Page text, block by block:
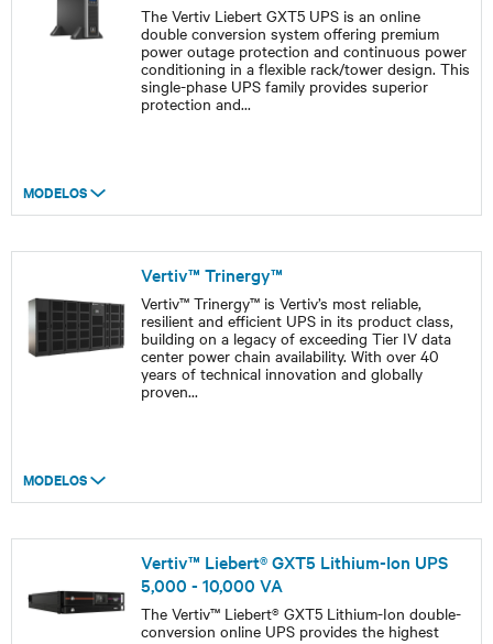
The Vertiv Liebert GXT5 UPS is an online
double conversion system offering premium
power outage protection and continuous power
conditioning in a flexible rack/tower design. This
single-phase UPS family provides superior
protection and...
MODELOS
Vertiv™ Trinergy™
Vertiv™ Trinergy™ is Vertiv’s most reliable,
resilient and efficient UPS in its product class,
building on a legacy of exceeding Tier IV data
center power chain availability. With over 40
years of technical innovation and globally
proven...
MODELOS
Vertiv™ Liebert® GXT5 Lithium-Ion UPS
5,000 - 10,000 VA
The Vertiv™ Liebert® GXT5 Lithium-Ion double-
conversion online UPS provides the highest